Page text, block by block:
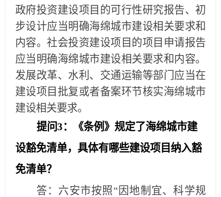
政府投资建设项目的可行性研究报告、初
步设计应当明确海绵城市建设相关要求和
内容。社会投资建设项目的项目申请报告
应当 明确海绵城市建设相关要求和内容。
发展改革、水利、交通运输等部门应当在
建设项目批复或者备案环节核实海绵城市
建设相关要求。
提问3：《条例》规定了海绵城市建
设豁免清单，具体有哪些建设项目纳入豁
免清单？
答： 六安市按照“因地制宜、科学规